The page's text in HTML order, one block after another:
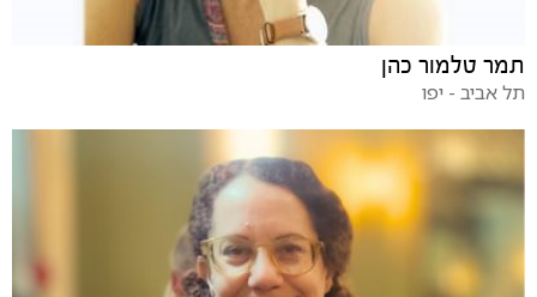
תמר טלמור כהן
תל אביב - יפו